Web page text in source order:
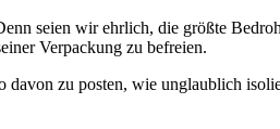
seien wir ehrlich, die größte
Verpackung zu befreien.
zu posten, wie unglaublich